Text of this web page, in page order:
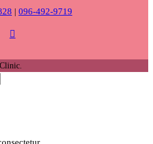
| 096-492-9719